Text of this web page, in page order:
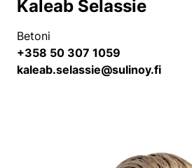
Kaleab Selassie
Betoni
+358 50 307 1059
kaleab.selassie@sulinoy.fi